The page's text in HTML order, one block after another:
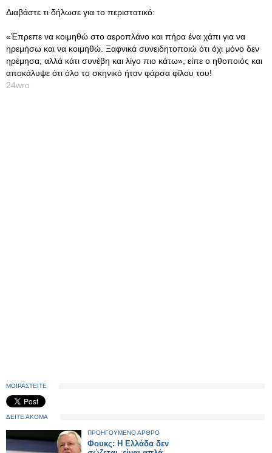
Διαβάστε τι δήλωσε για το περιστατικό:
«Έπρεπε να κοιμηθώ στο αεροπλάνο και πήρα ένα χάπι για να
ηρεμήσω και να κοιμηθώ. Ξαφνικά συνειδητοποιώ ότι όχι μόνο δεν
ηρέμησα, αλλά κάτι συνέβη και λίγο πιο κάτω», είπε ο ηθοποιός και
αποκάλυψε ότι όλο το σκηνικό ήταν φάρσα φίλου του!
24wro
ΜΟΙΡΑΣΤΕΙΤΕ
ΔΕΙΤΕ ΑΚΟΜΑ
ΠΡΟΗΓΟΥΜΕΝΟ ΑΡΘΡΟ
Φουκς: Η Ελλάδα δεν